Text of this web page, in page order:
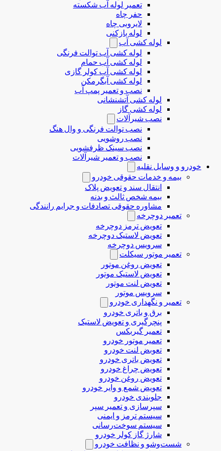
تعمیر لوله آب شکسته
حفر چاه
لایروبی چاه
لوله بازکنی
لوله کشی آب
لوله کشی آب توالت فرنگی
لوله کشی آب حمام
لوله کشی آب کولر گازی
لوله کشی آبگرمکن
نصب و تعمیر پمپ آب
لوله کشی آتشنشانی
لوله کشی گاز
نصب شیرآلات
نصب توالت فرنگی و وال هنگ
نصب روشویی
نصب سینک ظرفشویی
نصب و تعمیر شیرآلات
خودرو و وسایل نقلیه
بیمه و خدمات حقوقی خودرو
انتقال سند و تعویض پلاک
بیمه شخص ثالث و بدنه
مشاوره حقوقی تصادفات و جرایم رانندگی
تعمیر دوچرخه
تعویض ترمز دوچرخه
تعویض لاستیک دوچرخه
سرویس دوچرخه
تعمیر موتور سیکلت
تعویض روغن موتور
تعویض لاستیک موتور
تعویض لنت موتور
سرویس موتور
تعمیر و نگهداری خودرو
برق و باتری خودرو
پنچرگیری و تعویض لاستیک
تعمیر گیربکس
تعمیر موتور خودرو
تعوبض لنت خودرو
تعویض باتری خودرو
تعویض چراغ خودرو
تعویض روغن خودرو
تعویض شمع و وایر خودرو
جلوبندی خودرو
سپرسازی و تعمیر سپر
سیستم ترمز و ایمنی
سیستم سوخت‌رسانی
شارژ گاز کولر خودرو
شست‌وشو و نظافت خودرو